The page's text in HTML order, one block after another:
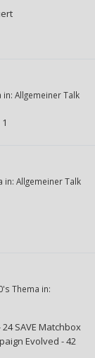
in: Allgemeiner Talk
1
in: Allgemeiner Talk
's Thema in:
SAVE Matchbox
Evolved - 42